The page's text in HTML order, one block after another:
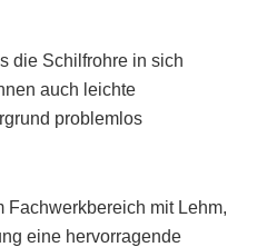
die Schilfrohre in sich
auch leichte
problemlos
Fachwerkbereich mit Lehm,
eine hervorragende